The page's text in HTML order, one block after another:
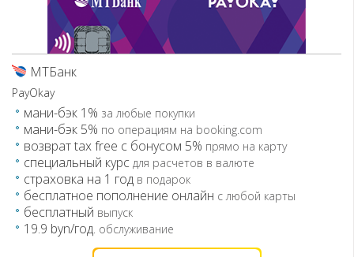
МТБанк
PayOkay
мани-бэк 1% за любые покупки
мани-бэк 5% по операциям на booking.com
возврат tax free с бонусом 5% прямо на карту
специальный курс для расчетов в валюте
страховка на 1 год в подарок
бесплатное пополнение онлайн с любой карты
бесплатный выпуск
19.9 byn/год. обслуживание